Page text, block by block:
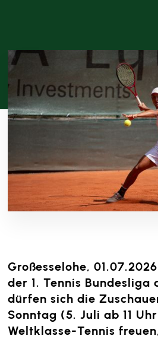
Großesselohe,
der 1. Tennis Bundesliga
dürfen sich die
Sonntag (5. Juli ab 11
Weltklasse-Tennis